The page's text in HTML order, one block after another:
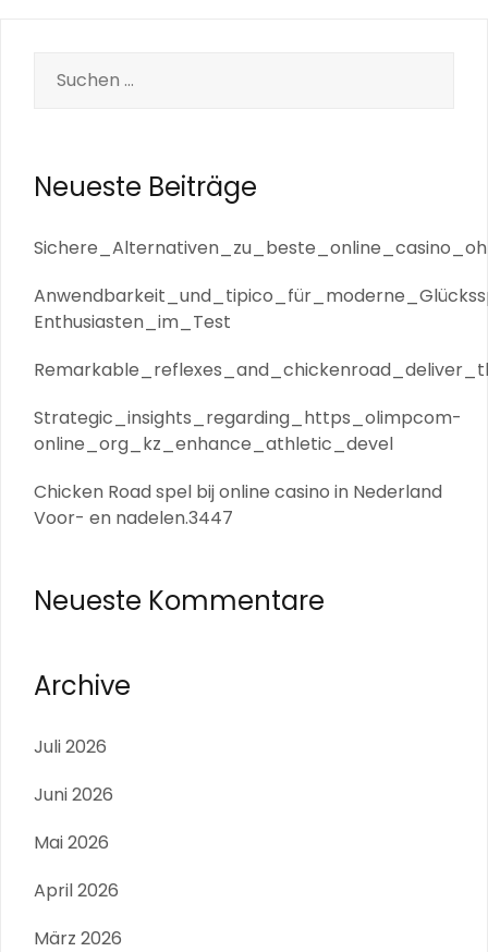
nach:
Neueste Beiträge
Enthusiasten_im_Test
Strategic_insights_regarding_https_olimpcom-
online_org_kz_enhance_athletic_devel
Chicken Road spel bij online casino in Nederland
Voor- en nadelen.3447
Neueste Kommentare
Archive
Juli 2026
Juni 2026
Mai 2026
April 2026
März 2026